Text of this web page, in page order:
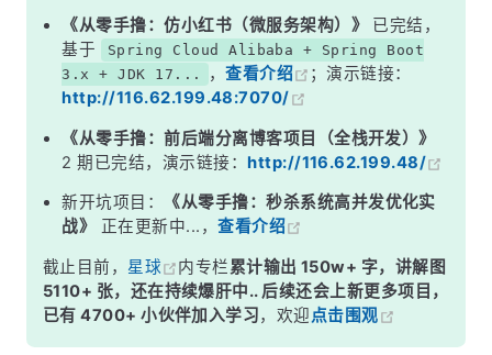
面试高频追问
常见面试变体
总结
《从零手撸：仿小红书（微服务架构）》
已完结，
基于
Spring Cloud Alibaba + Spring Boot
3.x + JDK 17...
，查看介绍
；演示链接：
http://116.62.199.48:7070/
《从零手撸：前后端分离博客项目（全栈开发）》
2 期已完结，演示链接：http://116.62.199.48/
新开坑项目：
《从零手撸：秒杀系统高并发优化实
战》
正在更新中...，查看介绍
截止目前， 星球 内专栏累计输出 150w+ 字，讲解图
5110+ 张，还在持续爆肝中.. 后续还会上新更多项目，
已有 4700+ 小伙伴加入学习，欢迎点击围观